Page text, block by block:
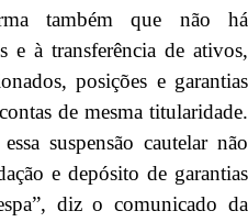
também que não há
e à transferência de ativos,
posições e garantias
de mesma titularidade.
suspensão cautelar não
e depósito de garantias
diz o comunicado da